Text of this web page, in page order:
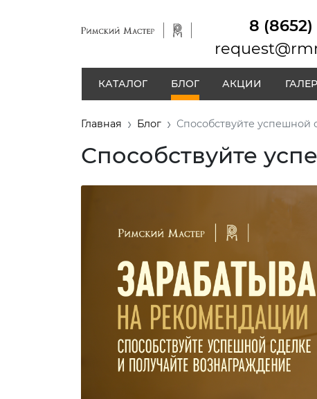
8
КАТАЛОГ БЛОГ АКЦИИ
Главная Блог Способствуйте успешной
Способствуйте